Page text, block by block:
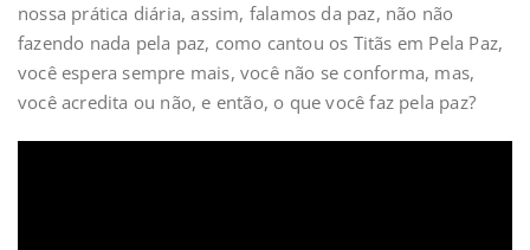
nossa prática diária, assim, falamos da paz, não não
fazendo nada pela paz, como cantou os Titãs em Pela Paz,
você espera sempre mais, você não se conforma, mas,
você acredita ou não, e então, o que você faz pela paz?